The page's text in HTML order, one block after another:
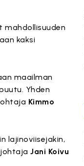
mahdollisuuden
kaksi
maailman
Yhden
Kimmo
lajinoviisejakin,
Jani Koivu